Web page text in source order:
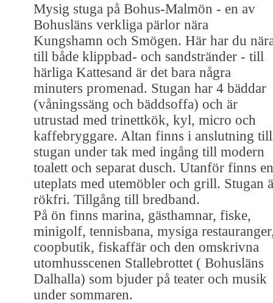
Mysig stuga på Bohus-Malmön - en av
Bohusläns verkliga pärlor nära
Kungshamn och Smögen. Här har du
till både klippbad- och sandstränder - till
härliga Kattesand är det bara några
minuters promenad. Stugan har 4 bäddar
(våningssäng och bäddsoffa) och är
utrustad med trinettkök, kyl, micro och
kaffebryggare. Altan finns i anslutning till
stugan under tak med ingång till modern
toalett och separat dusch. Utanför finns en
uteplats med utemöbler och grill. Stugan
rökfri. Tillgång till bredband.
På ön finns marina, gästhamnar, fiske,
minigolf, tennisbana, mysiga
coopbutik, fiskaffär och den omskrivna
utomhusscenen Stallebrottet ( Bohusläns
Dalhalla) som bjuder på teater och musik
under sommaren.